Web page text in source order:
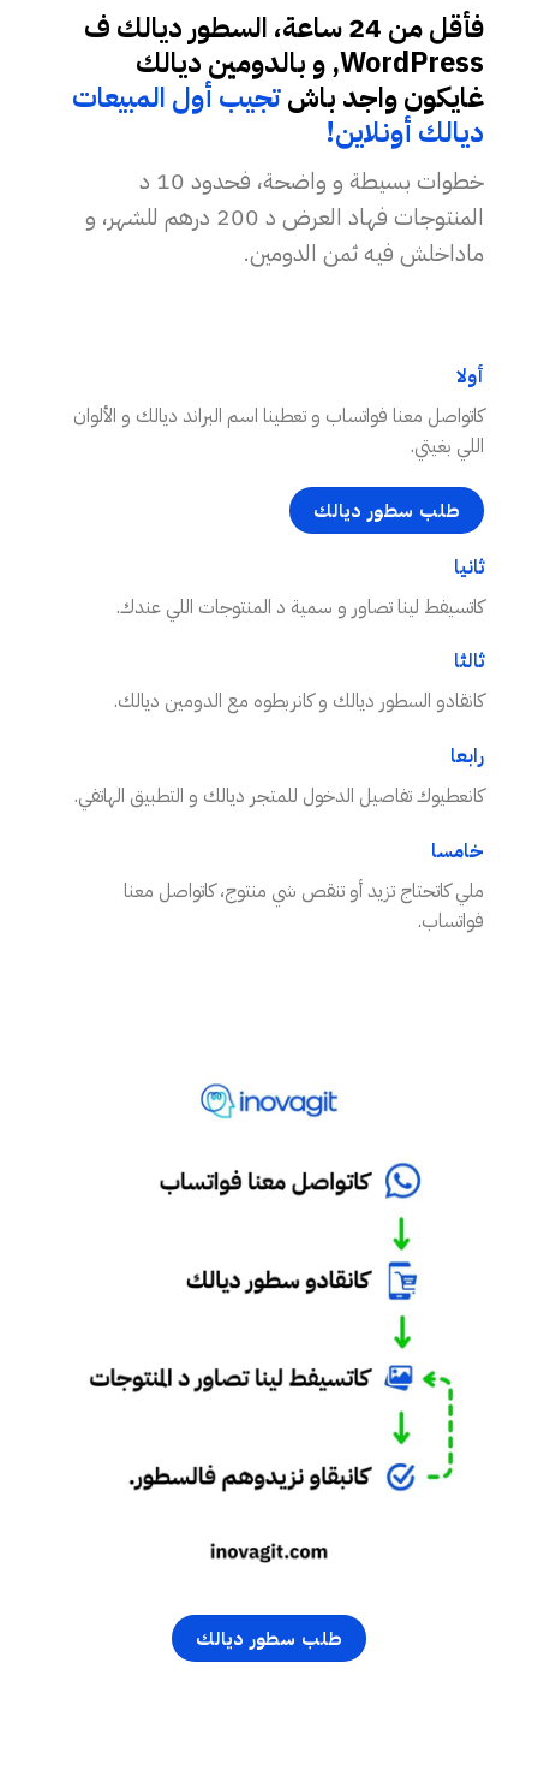
فأقل من 24 ساعة، السطور ديالك ف
WordPress, و بالدومين ديالك
غايكون واجد باشتجيب أول المبيعات
ديالك أونلاين!
خطوات بسيطة و واضحة، فحدود 10 د
المنتوجات فهاد العرض د 200 درهم للشهر، و
ماداخلش فيه ثمن الدومين.
أولا
كاتواصل معنا فواتساب و تعطينا اسم البراند ديالك و الألوان
اللي بغيتي.
طلب سطور ديالك
ثانيا
كاتسيفط لينا تصاور و سمية د المنتوجات اللي عندك.
ثالثا
كانقادو السطور ديالك و كانربطوه مع الدومين ديالك.
رابعا
كانعطيوك تفاصيل الدخول للمتجر ديالك و التطبيق الهاتفي.
خامسا
ملي كاتحتاج تزيد أو تنقص شي منتوج، كاتواصل معنا
فواتساب.
طلب سطور ديالك